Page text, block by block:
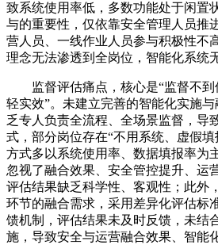
致系统使用率低，多数功能处于闲置
与的重要性，仅依靠安全管理人员推
营人员、一线作业人员参与积极性不
理念无法渗透到全岗位，智能化系统
监督评估痛点，核心是“监督不
轻实效”。未建立完善的智能化实施
乏专人负责全流程、全场景监督，导
式，部分岗位存在“不用系统、虚假
方式多以系统使用率、数据填报率为
忽视了融合效果、安全管控提升、运
评估结果缺乏科学性、客观性；此外
环节的融合需求，采用差异化评估标
馈机制，评估结果未及时反馈，未结
施，导致安全与运营融合效果、智能